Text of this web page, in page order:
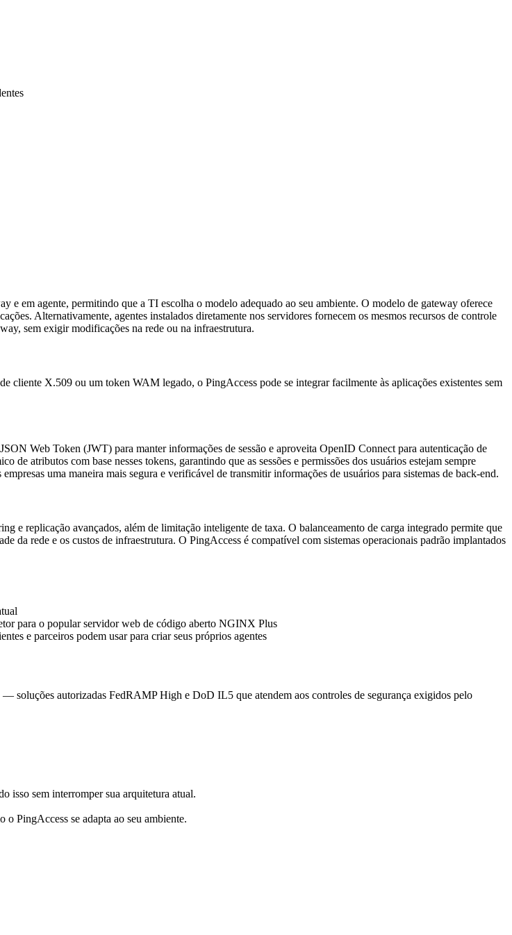
e em agente, permitindo que a TI escolha o modelo adequado ao seu ambiente. O modelo de gateway oferece
Alternativamente, agentes instalados diretamente nos servidores fornecem os mesmos recursos de controle
sem exigir modificações na rede ou na infraestrutura.
cliente X.509 ou um token WAM legado, o PingAccess pode se integrar facilmente às aplicações existentes sem
Web Token (JWT) para manter informações de sessão e aproveita OpenID Connect para autenticação de
atributos com base nesses tokens, garantindo que as sessões e permissões dos usuários estejam sempre
uma maneira mais segura e verificável de transmitir informações de usuários para sistemas de back-end.
e replicação avançados, além de limitação inteligente de taxa. O balanceamento de carga integrado permite que
da rede e os custos de infraestrutura. O PingAccess é compatível com sistemas operacionais padrão implantados
para o popular servidor web de código aberto NGINX Plus
e parceiros podem usar para criar seus próprios agentes
soluções autorizadas FedRAMP High e DoD IL5 que atendem aos controles de segurança exigidos pelo
isso sem interromper sua arquitetura atual.
o PingAccess se adapta ao seu ambiente.